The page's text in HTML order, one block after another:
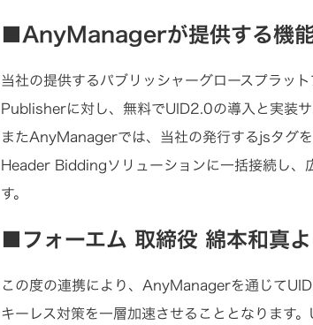
■AnyManagerが提供する機
当社の提供するパブリッシャーグロースプラッ
Publisherに対し、無料でUID2.0の導入と実装サ
またAnyManagerでは、当社の発行するjsタグ
Header Biddingソリューションに一括接続し、
す。
■フォーエム 取締役 綿本和真
この度の連携により、AnyManagerを通じて
キーレス対策を一層加速させることとなります